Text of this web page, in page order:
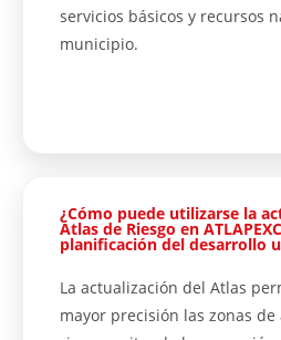
servicios básicos y recursos
municipio.
¿Cómo puede utilizarse la
Atlas de Riesgo en
planificación del desarrollo
La actualización del Atlas
mayor precisión las zonas